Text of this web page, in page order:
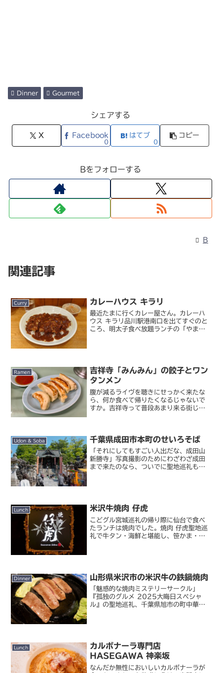
Dinner Gourmet
シェアする
X Facebook
0
はてブ
0
コピー
Bをフォローする
B
関連記事
Curry カレーハウス キラリ
最近たまに行くカレー屋さん。カレーハ
ウス キラリ品川駅港南口を出てすぐのと
ころ、明太子食べ放題ランチの「やま
Ramen
吉祥寺「みんみん」の餃子とワン
タンメン
腹が減るライヴを聴きにせっかく来たな
ら、何か食べて帰りたくなるじゃないで
すか。吉祥寺って普段あまり来る街じゃ
ポリタンくらいしかほぼ記...
Udon & Soba 千葉県成田市本町のせいろそば
「それにしてもすごい人出だな、成田山
新勝寺」写真撮影のためにわざわざ成田
まで来たのなら、ついでに聖地巡礼もし
Lunch 米沢牛焼肉 仔虎
こどグル宮城巡礼の帰り際に仙台で食べ
たランチは焼肉でした。焼肉 仔虎聖地巡
礼で牛タン・海鮮と堪能し、笹かま・ず
Dinner 山形県米沢市の米沢牛の鉄鍋焼肉
「魅惑的な焼肉ミステリーサークル」
『孤独のグルメ 2025大晦日スペシャ
ル』の聖地巡礼、千葉県旭市の町中華に
Lunch
カルボナーラ専門店
HASEGAWA 神楽坂
なんだか無性においしいカルボナーラが